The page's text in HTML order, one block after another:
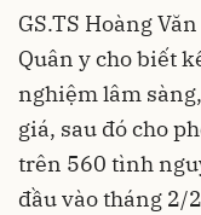
GS.TS Hoàng
Quân y cho biết
nghiệm lâm
giá, sau đó cho
trên 560 tình
đầu vào tháng 2/